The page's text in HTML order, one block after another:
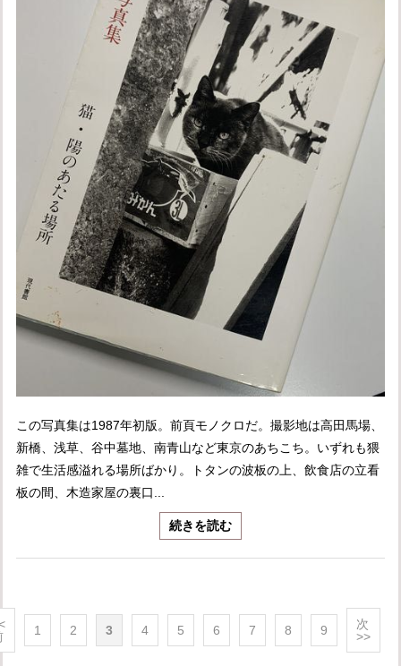
この写真集は1987年初版。前頁モノクロだ。撮影地は高田馬場、
新橋、浅草、谷中墓地、南青山など東京のあちこち。いずれも猥
雑で生活感溢れる場所ばかり。トタンの波板の上、飲食店の立看
板の間、木造家屋の裏口...
続きを読む
1 2 3 4 5 6 7 8 9
次
>>